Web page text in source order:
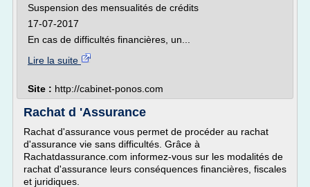
Suspension des mensualités de crédits
17-07-2017
En cas de difficultés financières, un...
Lire la suite
Site : http://cabinet-ponos.com
Rachat d 'Assurance
Rachat d'assurance vous permet de procéder au rachat
d'assurance vie sans difficultés. Grâce à
Rachatdassurance.com informez-vous sur les modalités de
rachat d'assurance leurs conséquences financières, fiscales
et juridiques.